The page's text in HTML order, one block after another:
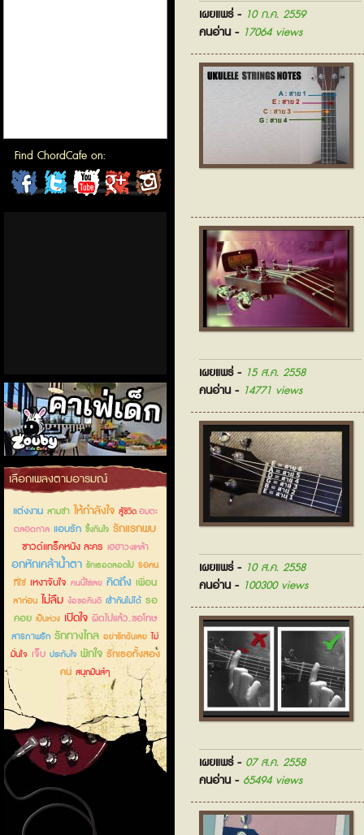
Find ChordCafe on:
ChordCafeChordCafeChordCafeChordCafe
คาเฟ่เด็กลำลูกกา
เลือกเพลงตามอารมณ์
แต่งงาน สามช่า ให้กำลังใจ สู้ชีวิตอมตะ
ตลอดกาล แอบรัก ซึ้งกินใจ รักแรกพบ
ซาวด์แทร็คหนัง ละคร เฮฮาวงเหล้า
อกหักเคล้าน้ำตา รักเธอตลอดไป รอคน
ที่ใช่ เหงาจับใจ คนนี้ใช่เลย คิดถึง เพื่อน
ลาก่อน ไม่ลืม ง้อขอคืนดี เข้ากันไม่ได้ รอ
คอย เป็นห่วง เปิดใจ ผิดไปแล้ว..ขอโทษ
สารภาพรัก รักทางไกล อย่ารักฉันเลย ไม่
มั่นใจ เจ็บ ประทับใจ พักใจ รักเธอทั้งสอง
คน สนุกมันส์ๆ
เผยแพร่ - 10 ก.ค. 2559
คนอ่าน - 17064 views
เผยแพร่ - 15 ส.ค. 2558
คนอ่าน - 14771 views
เผยแพร่ - 10 ส.ค. 2558
คนอ่าน - 100300 views
เผยแพร่ - 07 ส.ค. 2558
คนอ่าน - 65494 views